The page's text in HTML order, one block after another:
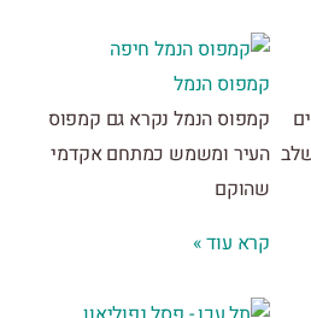
קמפוס הנמל
קמפוס הנמל נקרא גם קמפוס
העיר ומשמש כמתחם אקדמי
שהוקם
קרא עוד »